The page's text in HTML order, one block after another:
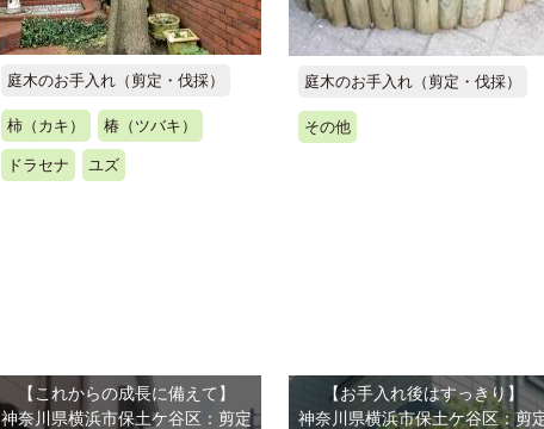
庭木のお手入れ（剪定・伐採）
柿（カキ） 椿（ツバキ）
ドラセナ ユズ
庭木のお手入れ（剪定・伐採）
その他
【これからの成長に備えて】
神奈川県横浜市保土ケ谷区：剪定
【お手入れ後はすっきり】
神奈川県横浜市保土ケ谷区：剪